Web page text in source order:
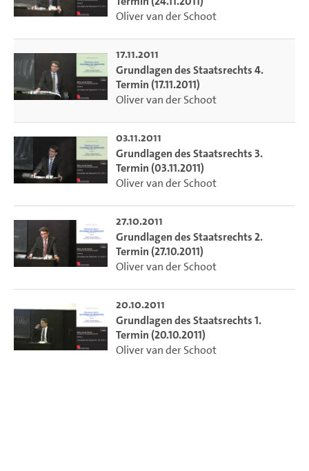
Oliver van der Schoot
17.11.2011
Grundlagen des Staatsrechts 4.
Termin (17.11.2011)
Oliver van der Schoot
03.11.2011
Grundlagen des Staatsrechts 3.
Termin (03.11.2011)
Oliver van der Schoot
27.10.2011
Grundlagen des Staatsrechts 2.
Termin (27.10.2011)
Oliver van der Schoot
20.10.2011
Grundlagen des Staatsrechts 1.
Termin (20.10.2011)
Oliver van der Schoot